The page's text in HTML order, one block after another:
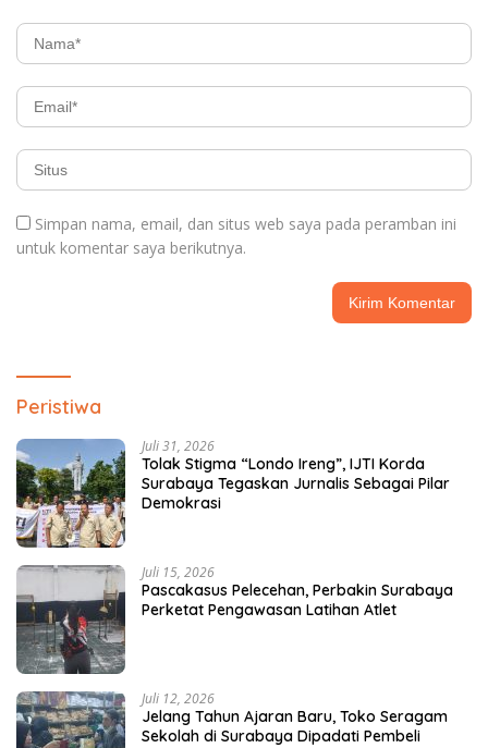
Simpan nama, email, dan situs web saya pada peramban ini
untuk komentar saya berikutnya.
Peristiwa
Juli 31, 2026
Tolak Stigma “Londo Ireng”, IJTI Korda
Surabaya Tegaskan Jurnalis Sebagai Pilar
Demokrasi
Juli 15, 2026
Pascakasus Pelecehan, Perbakin Surabaya
Perketat Pengawasan Latihan Atlet
Juli 12, 2026
Jelang Tahun Ajaran Baru, Toko Seragam
Sekolah di Surabaya Dipadati Pembeli